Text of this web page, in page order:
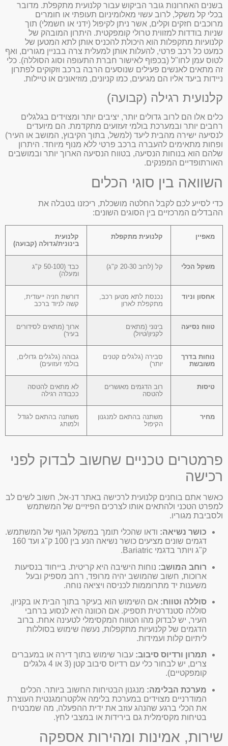
בשנים האחרונות גובר הביקוש עבור קלנועית מתקפלת. מדובר
בכלי קל משקל, לרוב עשוי מאלומיניום תעופתי או חומרים
מרוכבים חזקים וקלים, אשר ניתן לקיפול (ידני או חשמלי) תוך
שניות בודדות למזווית טרולי קומפקטית. היתרון המובהק של
קלנועיות מתקפלות הוא היכולת להכניס אותן לתא המטען של
כמעט כל רכב פרטי, להעלות אותן למעלית צרה בבניין מגורים, ואף
לטוס עמן לחו"ל (בכפוף לאישור חברת התעופה וסוג הסוללה). כלי
זה מתאים לאנשים פעילים שנוסעים הרבה ברכב וזקוקים לפתרון
ניידות ביעד אליו הם מגיעים, כמו קניונים, מוזיאונים או טיילות.
קלנועית רגילה (קבועה)
כלים אלו הם לרוב גדולים יותר, יציבים יותר ומצוידים בגלגלים
רחבים יותר ובמערכת בולמי זעזועים מתקדמת. הם מיועדים
לנסיעה ישירה מהבית ליעד (למשל, בתוך הקיבוץ, המושב או העיר)
ופחות מתאימים להעברה ברכב פרטי ללא מנוף מיוחד. היתרון
שלהם הוא בנוחות הנסיעה, בטווח הנסיעה הארוך יותר ובמושבים
האורתופדיים המפנקים.
השוואה בין סוגי הכלים
כדי לסייע לכם לקבל החלטה מושכלת, ריכזנו בטבלה את
ההבדלים המרכזיים בין הסוגים השונים:
מאפיין קלנועית מתקפלת
קלנועית
בינונית/גדולה (קבועה)
משקל הכלי קל (לרוב 20-30 ק"ג)
כבד (50-100 ק"ג
ומעלה)
אחסון וניוד
נכנסת לתא מטען רכב,
מתקפלת לארון
דורשת חניה ייעודית,
קשה לניוד ברכב
טווח נסיעה
בינוני (מתאים
לקניון/טיול)
ארוך (מתאים לסידורים
בעיר)
נוחות בדרך
משובשת
סבירה (גלגלים קטנים
יותר)
גבוהה (גלגלים גדולים,
בולמי זעזועים)
טיסות
רוב הדגמים מאושרים
להטסה
לא מתאים להטסה
ככבודה רגילה
מחיר
משתנה בהתאם למנגנון
הקיפול
משתנה בהתאם לגודל
ולמותג
פרמטרים טכניים שחשוב לבדוק לפני
רכישה
כאשר אתם בוחנים קלנועית לרכישה באתר דנ-אל, חשוב לשים לב
למפרט הטכני ולהתאים אותו לצרכים הפיזיים של המשתמש
ולסביבת מגוריו.
כושר נשיאה: ודאו שהכלי תומך במשקל הגוף של המשתמש.
דגמים שונים מציעים כושר נשיאה הנע בין 100 ק"ג ועד 160
ק"ג ויותר בדגמי Bariatric.
רוחב המושב: נוחות הישיבה היא קריטית. בייחוד בנסיעות
ארוכות, חשוב שהמושב יהיה מרופד, רחב מספיק ובעל
משענות יד מתרוממות לכניסה ויציאה נוחה.
סוללה וטווח: אם השימוש הוא בעיקר בתוך הבית או בקניון,
סוללה סטנדרטית תספיק. אם הכוונה היא לנסוע ברחבי
העיר, יש לבדוק מהו הטווח המקסימלי לטעינה אחת. ברוב
הדגמים של קלנועיות מתקפלות, נעשה שימוש בסוללות
ליתיום קלות ועמידות.
תמרון ורדיוס סיבוב: עבור שימוש בתוך דירה או במעברים
צרים, יש לבחור כלי עם רדיוס סיבוב קטן (3 או 4 גלגלים
קומפקטיים).
מערכת הבלימה: מנגנון הבטיחות החשוב ביותר. הכלים
המודרניים מצוידים במערכת בלימה אלקטרומגנטית העוצרת
את הכלי ברגע שהנהג עוזב את ידית ההפעלה, מה שמבטיח
בטיחות מקסימלית גם בירידות או במצבי לחץ.
שירות, אמינות ומהירות אספקה